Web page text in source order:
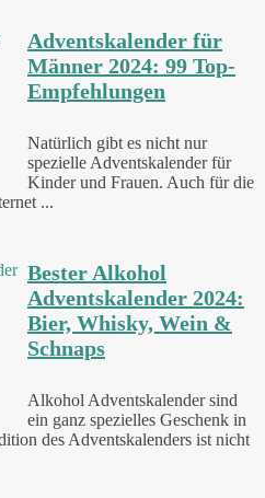
Adventskalender für
Männer 2024: 99 Top-
Empfehlungen
Natürlich gibt es nicht nur
spezielle Adventskalender für
Kinder und Frauen. Auch für die
...
Bester Alkohol
Adventskalender 2024:
Bier, Whisky, Wein &
Schnaps
Alkohol Adventskalender sind
ein ganz spezielles Geschenk in
des Adventskalenders ist nicht